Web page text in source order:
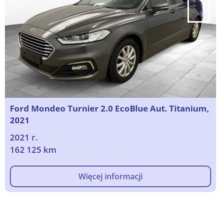
Ford Mondeo Turnier 2.0 EcoBlue Aut. Titanium,
2021
2021 г.
162 125 km
Więcej informacji